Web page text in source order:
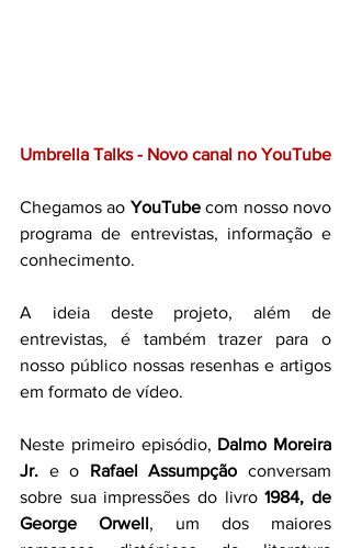
Umbrella Talks - Novo canal no YouTube
Chegamos ao YouTube com nosso novo
programa de entrevistas, informação e
conhecimento.
A ideia deste projeto, além de
entrevistas, é também trazer para o
nosso público nossas resenhas e artigos
em formato de vídeo.
Neste primeiro episódio, Dalmo Moreira
Jr. e o Rafael Assumpção conversam
sobre sua impressões do livro 1984, de
George Orwell, um dos maiores